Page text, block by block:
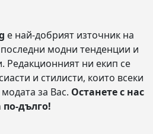
е най-добрият източник на
модни тенденции и
Редакционният ни екип се
и стилисти, които всеки
за Вас. Останете с нас
по-дълго!